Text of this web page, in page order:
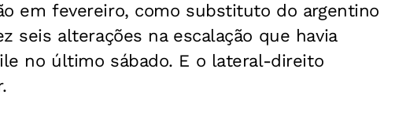
em fevereiro, como substituto do argentino
seis alterações na escalação que havia
no último sábado. E o lateral-direito